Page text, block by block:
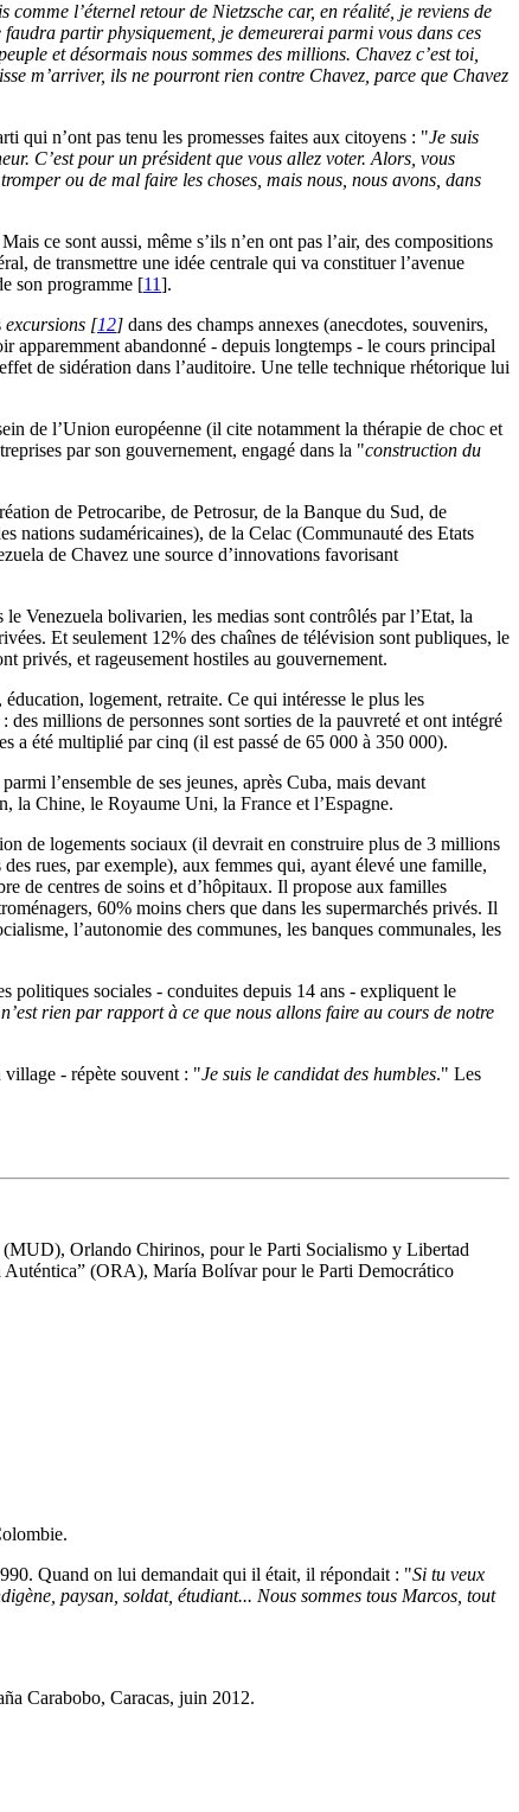
comme l’éternel retour de Nietzsche car, en réalité, je reviens de
partir physiquement, je demeurerai parmi vous dans ces
et désormais nous sommes des millions. Chavez c’est toi,
m’arriver, ils ne pourront rien contre Chavez, parce que Chavez
qui n’ont pas tenu les promesses faites aux citoyens : "Je suis
C’est pour un président que vous allez voter. Alors, vous
ou de mal faire les choses, mais nous, nous avons, dans
ce sont aussi, même s’ils n’en ont pas l’air, des compositions
de transmettre une idée centrale qui va constituer l’avenue
son programme [11].
excursions [12] dans des champs annexes (anecdotes, souvenirs,
apparemment abandonné - depuis longtemps - le cours principal
de sidération dans l’auditoire. Une telle technique rhétorique lui
de l’Union européenne (il cite notamment la thérapie de choc et
par son gouvernement, engagé dans la "construction du
de Petrocaribe, de Petrosur, de la Banque du Sud, de
sudaméricaines), de la Celac (Communauté des Etats
de Chavez une source d’innovations favorisant
Venezuela bolivarien, les medias sont contrôlés par l’Etat, la
Et seulement 12% des chaînes de télévision sont publiques, le
privés, et rageusement hostiles au gouvernement.
logement, retraite. Ce qui intéresse le plus les
millions de personnes sont sorties de la pauvreté et ont intégré
a été multiplié par cinq (il est passé de 65 000 à 350 000).
l’ensemble de ses jeunes, après Cuba, mais devant
la Chine, le Royaume Uni, la France et l’Espagne.
de logements sociaux (il devrait en construire plus de 3 millions
rues, par exemple), aux femmes qui, ayant élevé une famille,
de centres de soins et d’hôpitaux. Il propose aux familles
60% moins chers que dans les supermarchés privés. Il
l’autonomie des communes, les banques communales, les
politiques sociales - conduites depuis 14 ans - expliquent le
rien par rapport à ce que nous allons faire au cours de notre
village - répète souvent : "Je suis le candidat des humbles." Les
(MUD), Orlando Chirinos, pour le Parti Socialismo y Libertad
(ORA), María Bolívar pour le Parti Democrático
Quand on lui demandait qui il était, il répondait : "Si tu veux
paysan, soldat, étudiant... Nous sommes tous Marcos, tout
Carabobo, Caracas, juin 2012.